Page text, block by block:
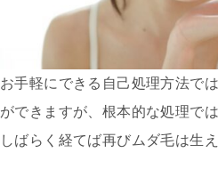
お手軽にできる自己処理方法で
ができますが、根本的な処理で
しばらく経てば再びムダ毛は生え